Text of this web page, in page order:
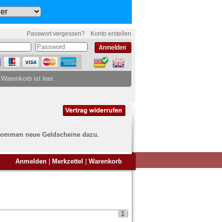
Passwort vergessen? Konto erstellen
Warenkorb ist leer.
neue Geldscheine dazu.
Sie Banknoten
Anmelden Merkzettel Warenkorb
1